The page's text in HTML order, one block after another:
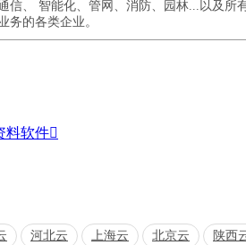
信、 智能化、管网、消防、园林...以及所
务的各类企业。
料软件
河北云 上海云 北京云
陕西